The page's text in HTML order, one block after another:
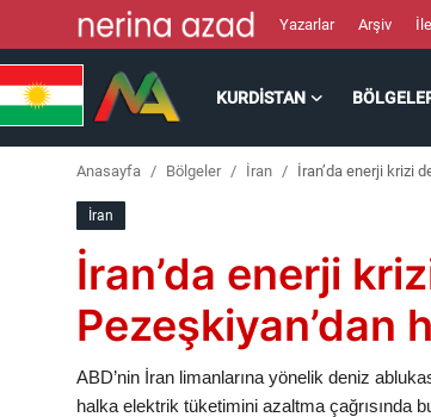
Yazarlar Arşiv
KURDISTAN
Güncel
Anasayfa Bölgeler İran İran’da enerji krizi
İran
İran’da enerji
Pezeşkiyan’dan
ABD’nin İran limanlarına yönelik deniz
halka elektrik tüketimini azaltma çağrısında